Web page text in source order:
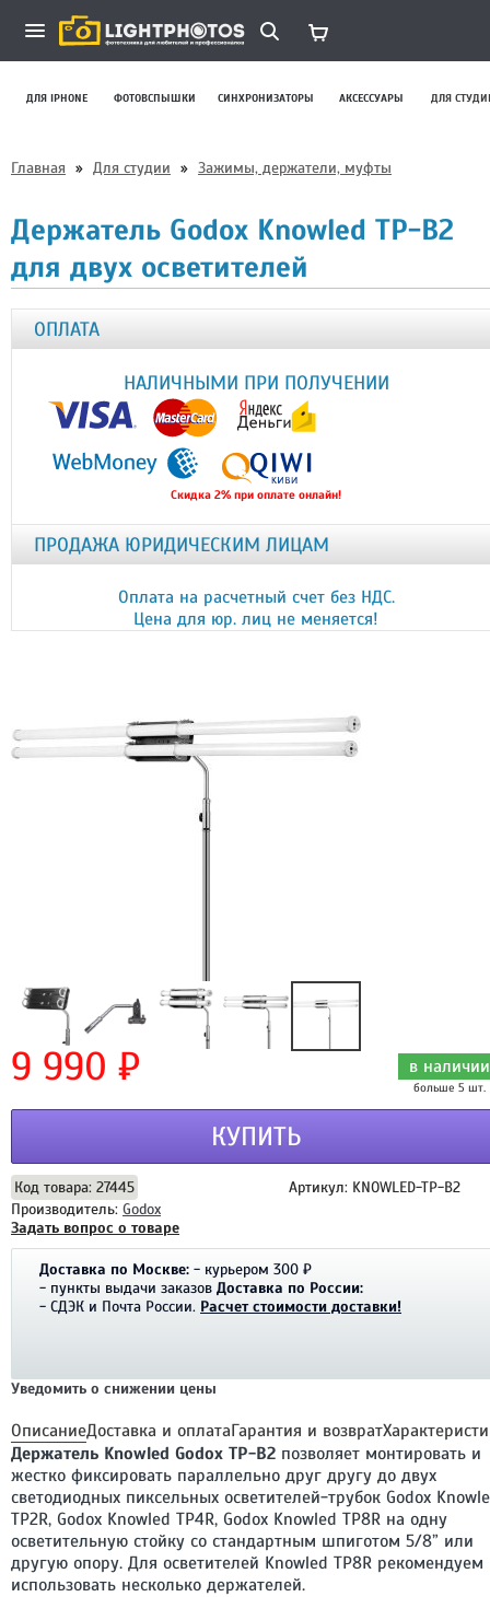
ДЛЯ IPHONE ФОТОВСПЫШКИ СИНХРОНИЗАТОРЫ АКСЕССУАРЫ ДЛЯ
Главная » Для студии » Зажимы, держатели, муфты
Держатель Godox Knowled TP-B2
для двух осветителей
ОПЛАТА
НАЛИЧНЫМИ ПРИ ПОЛУЧЕНИИ
Скидка 2% при оплате онлайн!
ПРОДАЖА ЮРИДИЧЕСКИМ ЛИЦАМ
Оплата на расчетный счет без НДС.
Цена для юр. лиц не меняется!
9 990 ₽ в наличии
больше 5 шт.
КУПИТЬ
Код товара: 27445
Артикул: KNOWLED-TP-B2
Производитель: Godox
Задать вопрос о товаре
Доставка по Москве: - курьером 300 ₽
- пункты выдачи заказов Доставка по России:
- СДЭК и Почта России. Расчет стоимости доставки!
Уведомить о снижении цены
ОписаниеДоставка и оплатаГарантия и возврат
Держатель Knowled Godox TP-B2 позволяет монтировать и
жестко фиксировать параллельно друг другу до двух
светодиодных пиксельных осветителей-трубок Godox
TP2R, Godox Knowled TP4R, Godox Knowled TP8R на одну
осветительную стойку со стандартным шпиготом 5/8” или
другую опору. Для осветителей Knowled TP8R рекомендуем
использовать несколько держателей.